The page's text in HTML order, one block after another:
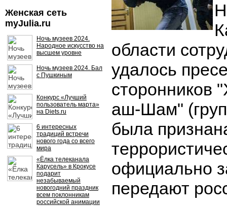
Женская сеть
myJulia.ru
Ночь музеев 2024.
Народное искусство на
высшем уровне
Ночь музеев 2024. Бал
с Пушкиным
Конкурс «Лучший
пользователь марта»
на Diets.ru
6 интересных
традиций встречи
нового года со всего
мира
«Ёлка телеканала
Карусель» в Крокусе
подарит
незабываемый
новогодний праздник
всем поклонникам
российской анимации
области
удалось
сторонников
аш-Шам"
была
официально
передают